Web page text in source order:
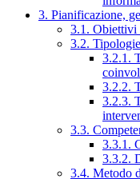
3. Pianificazione,
3.1. Obiettivi
3.2.
3.2.1.
3.2.2.
3.2.3.
3.3.
3.3.1.
3.3.2.
3.4. Metodo